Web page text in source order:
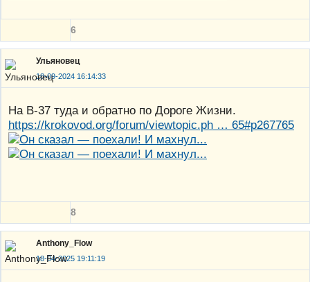
6
Ульяновец
18-09-2024 16:14:33
На В-37 туда и обратно по Дороге Жизни.
https://krokovod.org/forum/viewtopic.ph … 65#p267765
8
Anthony_Flow
18-04-2025 19:11:19